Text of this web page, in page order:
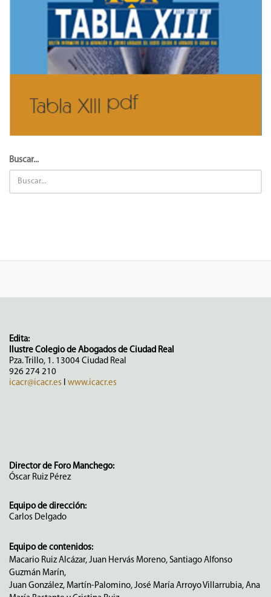
Buscar...
Edita:
Ilustre Colegio de Abogados de Ciudad Real
Pza. Trillo, 1. 13004 Ciudad Real
926 274 210
icacr@icacr.es
www.icacr.es
Director de Foro Manchego:
Óscar Ruiz Pérez
Equipo de dirección:
Carlos Delgado
Equipo de contenidos:
Macario Ruiz Alcázar, Juan Hervás Moreno, Santiago Alfonso
Guzmán Marín,
Juan González, Martín-Palomino, José María Arroyo Villarrubia, Ana